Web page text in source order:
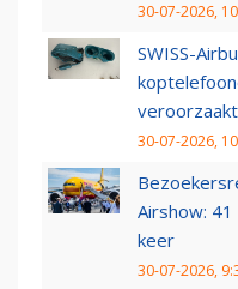
30-07-2026,
SWISS-
veroorzaakt
30-07-2026,
Airshow:
keer
30-07-2026,